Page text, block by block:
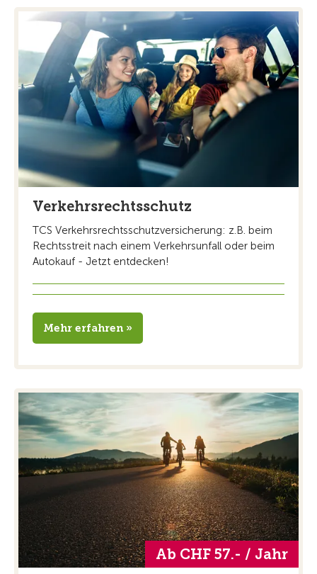
Verkehrsrechtsschutz
TCS Verkehrsrechtsschutzversicherung: z.B. beim
Rechtsstreit nach einem Verkehrsunfall oder beim
Autokauf - Jetzt entdecken!
Mehr erfahren »
Ab CHF 57.- / Jahr